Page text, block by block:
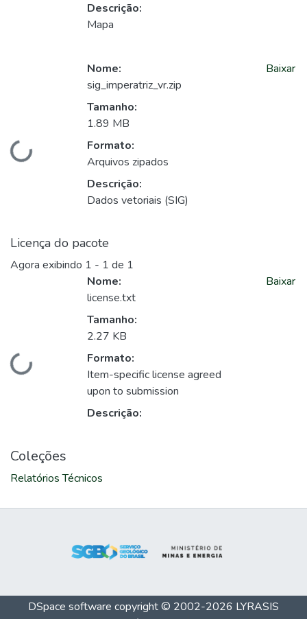
Descrição:
Mapa
Carregando...
Nome:
sig_imperatriz_vr.zip
Tamanho:
1.89 MB
Formato:
Arquivos zipados
Descrição:
Dados vetoriais (SIG)
Baixar
Licença do pacote
Agora exibindo 1 - 1 de 1
Carregando...
Nome:
license.txt
Tamanho:
2.27 KB
Formato:
Item-specific license agreed
upon to submission
Descrição:
Baixar
Coleções
Relatórios Técnicos
DSpace software copyright © 2002-2026 LYRASIS